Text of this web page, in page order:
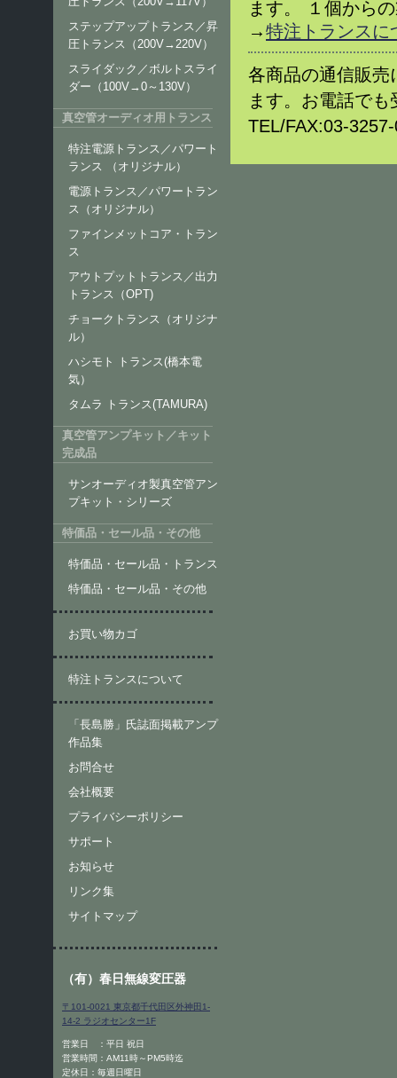
ます。 １個から
→特注トランスに
各商品の通信販売
ます。お電話で
TEL/FAX:03-
ステップアップトランス／昇
圧トランス（200V→220V）
スライダック／ボルトスライ
ダー（100V→0～130V）
真空管オーディオ用トランス
特注電源トランス／パワート
ランス （オリジナル）
電源トランス／パワートラン
ス（オリジナル）
ファインメットコア・トラン
ス
アウトプットトランス／出力
トランス（OPT)
チョークトランス（オリジナ
ル）
ハシモト トランス(橋本電
気）
タムラ トランス(TAMURA)
真空管アンプキット／キット
完成品
サンオーディオ製真空管アン
プキット・シリーズ
特価品・セール品・その他
特価品・セール品・トランス
特価品・セール品・その他
お買い物カゴ
特注トランスについて
「長島勝」氏誌面掲載アンプ
作品集
お問合せ
会社概要
プライバシーポリシー
サポート
お知らせ
リンク集
サイトマップ
（有）春日無線変圧器
〒101-0021 東京都千代田区外神田1-
14-2 ラジオセンター1F
営業日 ：平日 祝日
営業時間：AM11時～PM5時迄
定休日：毎週日曜日